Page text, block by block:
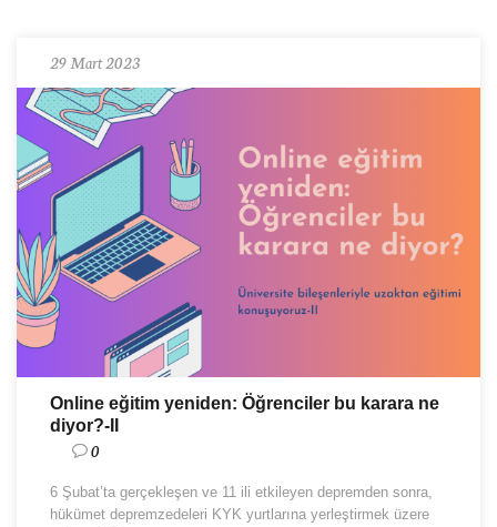
29 Mart 2023
Online eğitim yeniden: Öğrenciler bu karara ne
diyor?-II
0
6 Şubat’ta gerçekleşen ve 11 ili etkileyen depremden sonra,
hükümet depremzedeleri KYK yurtlarına yerleştirmek üzere